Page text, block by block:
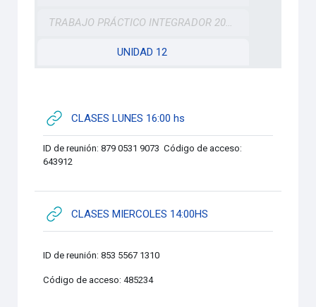
TRABAJO PRÁCTICO INTEGRADOR 2023
UNIDAD 12
CLASES LUNES 16:00 hs
ID de reunión: 879 0531 9073 Código de acceso:
643912
CLASES MIERCOLES 14:00HS
ID de reunión: 853 5567 1310
Código de acceso: 485234